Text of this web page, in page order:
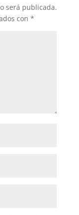
será publicada.
con *